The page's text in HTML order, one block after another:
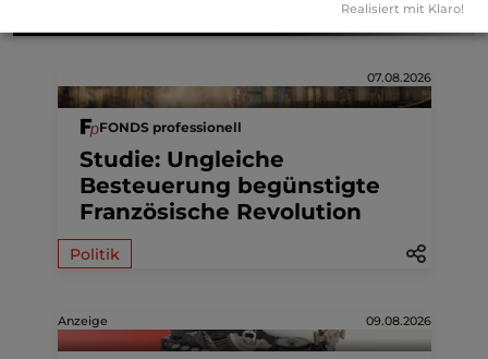
07.08.2026
FONDS professionell
Studie: Ungleiche
Besteuerung begünstigte
Französische Revolution
Politik
Anzeige 09.08.2026
Realisiert mit Klaro!